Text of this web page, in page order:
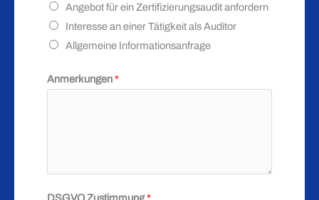
Angebot für ein Zertifizierungsaudit anfordern
Interesse an einer Tätigkeit als Auditor
Allgemeine Informationsanfrage
Anmerkungen*
DSGVO Zustimmung*